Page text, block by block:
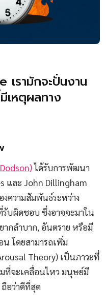
เรามักจะปั่นงาน
เหตุผลทาง
ได้รับการพัฒนา
และ John Dillingham
งความสัมพันธ์ระหว่าง
รับผิดชอบ ซึ่งอาจจะมาใน
กลำบาก, อันตราย หรือมี
น โดยสามารถเพิ่ม
Theory) เป็นภาวะที่
ที่จะเคลื่อนไหว มนุษย์มี
ถือว่าดีที่สุด